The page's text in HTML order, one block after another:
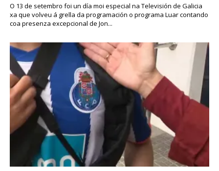
O 13 de setembro foi un día moi especial na Televisión de Galicia
xa que volveu á grella da programación o programa Luar contando
coa presenza excepcional de Jon...